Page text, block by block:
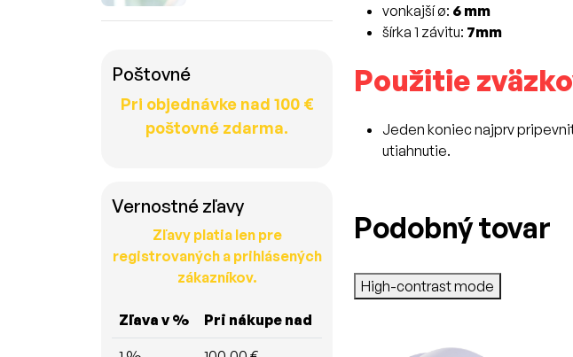
Poštovné
Pri objednávke nad 100 €
poštovné zdarma.
Vernostné zľavy
Zľavy platia len pre
registrovaných a prihlásených
zákazníkov.
Zľava v % Pri nákupe nad
vonkajší ø: 6 mm
šírka 1 závitu: 7mm
Použitie
Jeden koniec najprv
utiahnutie.
Podobný tovar
High-contrast mode